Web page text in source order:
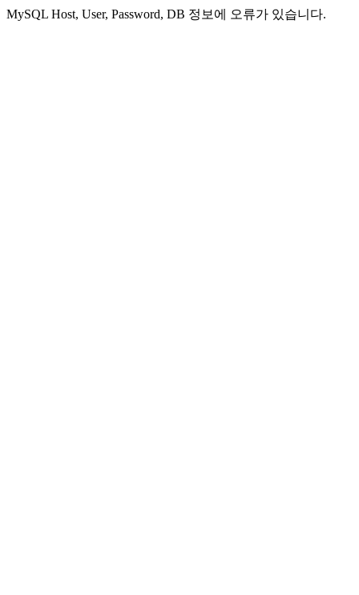
MySQL Host, User, Password, DB 정보에 오류가 있습니다.